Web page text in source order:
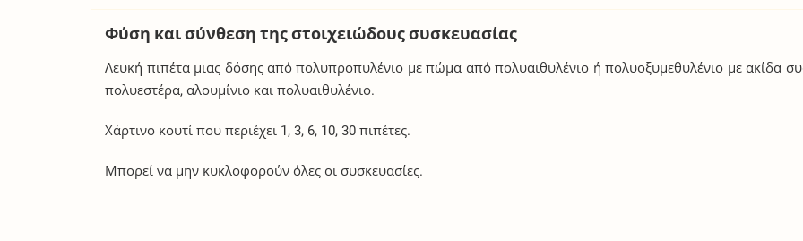
Φύση και σύνθεση της στοιχειώδους συσκευασίας
Λευκή πιπέτα μιας δόσης από πολυπροπυλένιο με πώμα από πολυαιθυλένιο ή πολυοξυμεθυλένιο με ακίδα
πολυεστέρα, αλουμίνιο και πολυαιθυλένιο.
Χάρτινο κουτί που περιέχει 1, 3, 6, 10, 30 πιπέτες.
Μπορεί να μην κυκλοφορούν όλες οι συσκευασίες.